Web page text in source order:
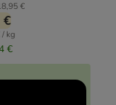
€
€
kg
€